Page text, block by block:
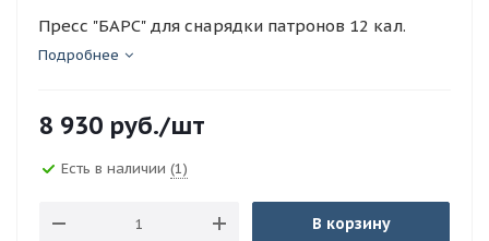
Пресс "БАРС" для снарядки патронов 12 кал.
Подробнее
8 930 руб./шт
Есть в наличии (1)
В корзину